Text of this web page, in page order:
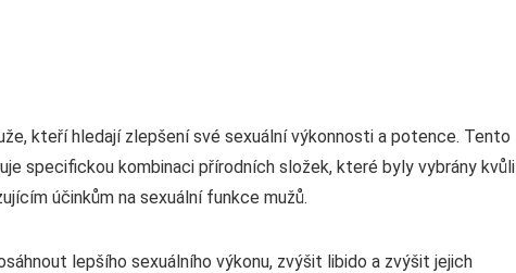
kteří hledají zlepšení své sexuální výkonnosti a potence. Tento
specifickou kombinaci přírodních složek, které byly vybrány kvůli
účinkům na sexuální funkce mužů.
lepšího sexuálního výkonu, zvýšit libido a zvýšit jejich